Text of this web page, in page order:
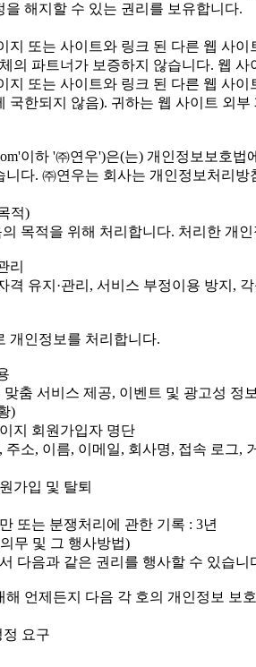
해지할 수 있는 권리를 보유합니다.
지 또는 사이트와 링크 된 다른 웹 사
의 파트너가 보증하지 않습니다. 웹
지 또는 사이트와 링크 된 다른 웹 사
국한되지 않음). 귀하는 웹 사이트 외
이하 '㈜연우')은(는) 개인정보보호
다. ㈜연우는 회사는 개인정보처리
적)
목적을 위해 처리합니다. 처리한 개
리
격 유지·관리, 서비스 부정이용 방지,
개인정보를 처리합니다.
춤 서비스 제공, 이벤트 및 광고성
)
지 회원가입자 명단
소, 이름, 이메일, 회사명, 접속 로그,
가입 및 탈퇴
또는 분쟁처리에 관한 기록 : 3년
무 및 그 행사방법)
다음과 같은 권리를 행사할 수 있습니
언제든지 다음 각 호의 개인정보 보
요구